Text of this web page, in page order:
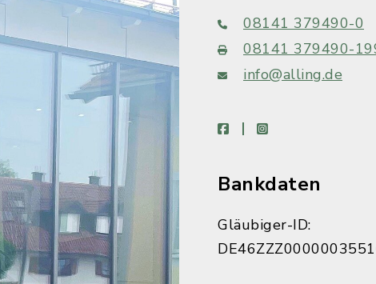
08141 379490-0
08141 379490-
info@alling.de
facebookinstagram
Bankdaten
Gläubiger-ID: